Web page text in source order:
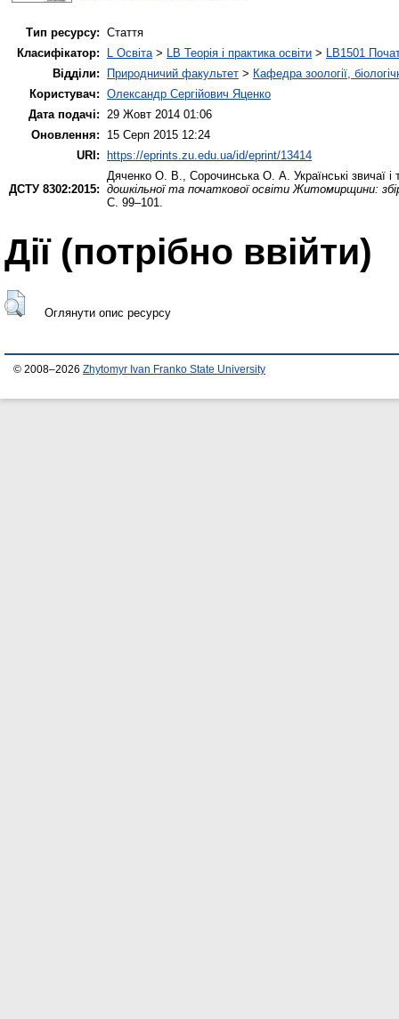
Тип ресурсу: Стаття
Класифікатор:
L Освіта> LB Теорія і практика освіти > LB1501
Відділи:
Природничий факультет > Кафедра зоології,
Користувач: Олександр Сергійович Яценко
Дата подачі: 29 Жовт 2014 01:06
Оновлення:
15 Серп 2015 12:24
URI:
https://eprints.zu.edu.ua/id/eprint/13414
ДСТУ 8302:2015:
Дяченко О. В., Сорочинська О. А. Українські звичаї
дошкільної та початкової освіти Житомирщини:
С. 99–101.
Дії ​​(потрібно ввійти)
Оглянути опис ресурсу
© 2008–2026 Zhytomyr Ivan Franko State University